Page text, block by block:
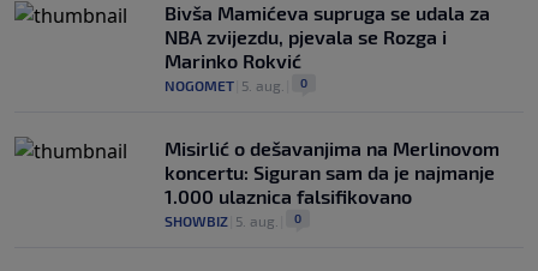
Bivša Mamićeva supruga se udala za
NBA zvijezdu, pjevala se Rozga i
Marinko Rokvić
NOGOMET 5. aug. 0
Misirlić o dešavanjima na Merlinovom
koncertu: Siguran sam da je najmanje
1.000 ulaznica falsifikovano
SHOWBIZ 5. aug. 0